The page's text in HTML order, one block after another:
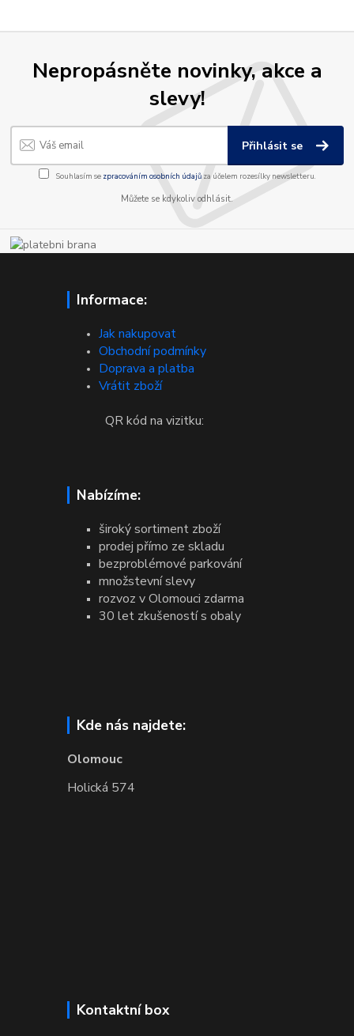
Nepropásněte novinky, akce a
slevy!
Přihlásit se
Souhlasím se zpracováním osobních údajůza účelem rozesílky newsletteru.
Můžete se kdykoliv odhlásit.
Informace:
Jak nakupovat
Obchodní podmínky
Doprava a platba
Vrátit zboží
QR kód na vizitku:
Nabízíme:
široký sortiment zboží
prodej přímo ze skladu
bezproblémové parkování
množstevní slevy
rozvoz v Olomouci zdarma
30 let zkušeností s obaly
Kde nás najdete:
Olomouc
Holická 574
Kontaktní box